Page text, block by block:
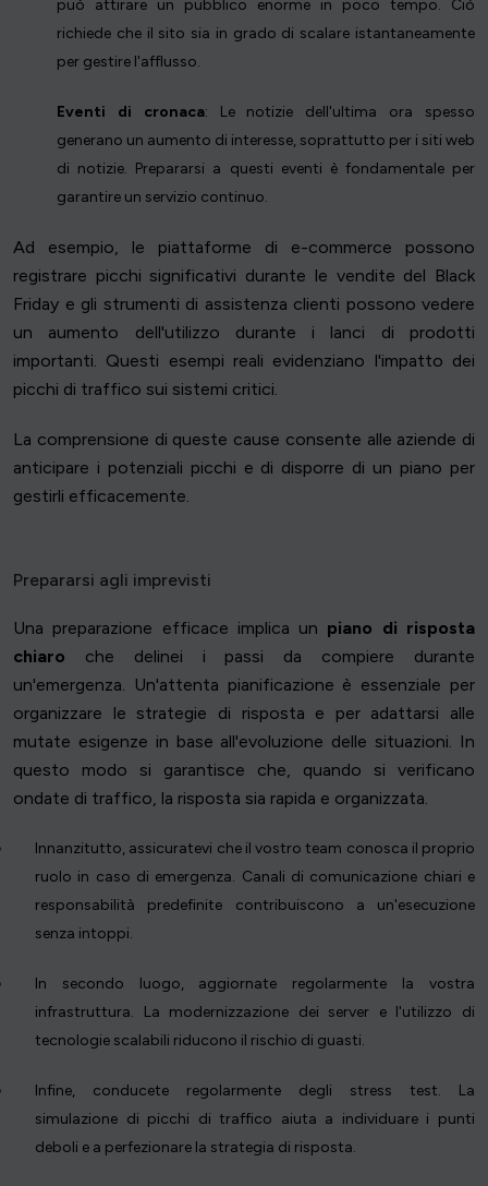
può attirare un pubblico enorme in poco tempo. Ciò
richiede che il sito sia in grado di scalare istantaneamente
per gestire l'afflusso.
Eventi di cronaca: Le notizie dell'ultima ora spesso
generano un aumento di interesse, soprattutto per i siti web
di notizie. Prepararsi a questi eventi è fondamentale per
garantire un servizio continuo.
Ad esempio, le piattaforme di e-commerce possono
registrare picchi significativi durante le vendite del Black
Friday e gli strumenti di assistenza clienti possono vedere
un aumento dell'utilizzo durante i lanci di prodotti
importanti. Questi esempi reali evidenziano l'impatto dei
picchi di traffico sui sistemi critici.
La comprensione di queste cause consente alle aziende di
anticipare i potenziali picchi e di disporre di un piano per
gestirli efficacemente.
Prepararsi agli imprevisti
Una preparazione efficace implica un piano di risposta
chiaro che delinei i passi da compiere durante
un'emergenza. Un'attenta pianificazione è essenziale per
organizzare le strategie di risposta e per adattarsi alle
mutate esigenze in base all'evoluzione delle situazioni. In
questo modo si garantisce che, quando si verificano
ondate di traffico, la risposta sia rapida e organizzata.
Innanzitutto, assicuratevi che il vostro team conosca il proprio
ruolo in caso di emergenza. Canali di comunicazione chiari e
responsabilità predefinite contribuiscono a un'esecuzione
senza intoppi.
In secondo luogo, aggiornate regolarmente la vostra
infrastruttura. La modernizzazione dei server e l'utilizzo di
tecnologie scalabili riducono il rischio di guasti.
Infine, conducete regolarmente degli stress test. La
simulazione di picchi di traffico aiuta a individuare i punti
deboli e a perfezionare la strategia di risposta.